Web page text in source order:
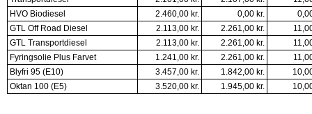
HVO Biodiesel
2.460,00 kr. 0,00 kr.
GTL Off Road Diesel
2.113,00 kr. 2.261,00 kr.
GTL Transportdiesel
2.113,00 kr. 2.261,00 kr.
Fyringsolie Plus Farvet
1.241,00 kr. 2.261,00 kr.
Blyfri 95 (E10)
3.457,00 kr. 1.842,00 kr.
Oktan 100 (E5)
3.520,00 kr. 1.945,00 kr.